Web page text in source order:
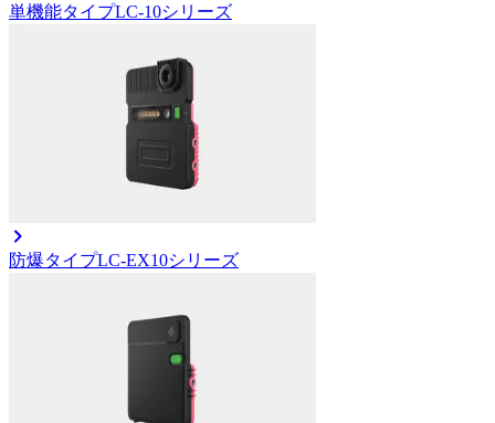
単機能タイプLC-10シリーズ
防爆タイプLC-EX10シリーズ